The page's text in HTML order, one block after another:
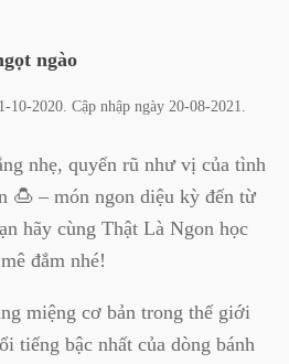
ngào
10-2020. Cập nhập ngày 20-08-2021.
nhẹ, quyến rũ như vị của tình
🍮 – món ngon diệu kỳ đến từ
hãy cùng Thật Là Ngon học
đắm nhé!
miệng cơ bản trong thế giới
tiếng bậc nhất của dòng bánh